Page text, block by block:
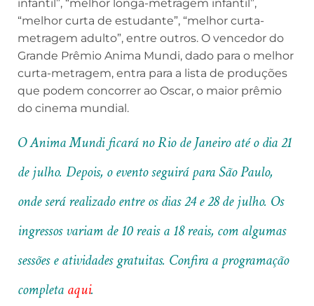
infantil”, “melhor longa-metragem infantil”,
“melhor curta de estudante”, “melhor curta-
metragem adulto”, entre outros. O vencedor do
Grande Prêmio Anima Mundi, dado para o melhor
curta-metragem, entra para a lista de produções
que podem concorrer ao Oscar, o maior prêmio
do cinema mundial.
O Anima Mundi ficará no Rio de Janeiro até o dia 21
de julho. Depois, o evento seguirá para São Paulo,
onde será realizado entre os dias 24 e 28 de julho. Os
ingressos variam de 10 reais a 18 reais, com algumas
sessões e atividades gratuitas. Confira a programação
completa aqui.